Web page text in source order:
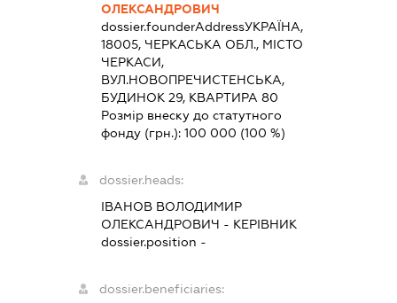
ОЛЕКСАНДРОВИЧ
dossier.founderAddressУКРАЇНА,
18005, ЧЕРКАСЬКА ОБЛ., МІСТО
ЧЕРКАСИ,
ВУЛ.НОВОПРЕЧИСТЕНСЬКА,
БУДИНОК 29, КВАРТИРА 80
Розмір внеску до статутного
фонду (грн.): 100 000 (100 %)
dossier.heads:
ІВАНОВ ВОЛОДИМИР
ОЛЕКСАНДРОВИЧ - КЕРІВНИК
dossier.position -
dossier.beneficiaries: